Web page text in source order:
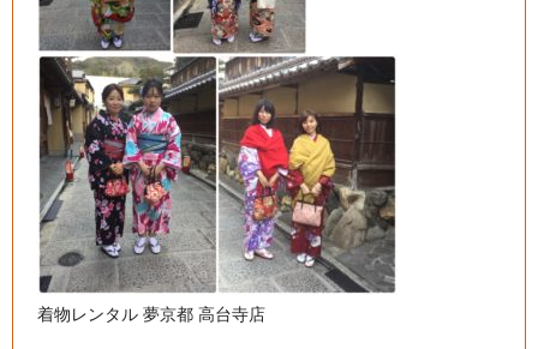
着物レンタル 夢京都 高台寺店